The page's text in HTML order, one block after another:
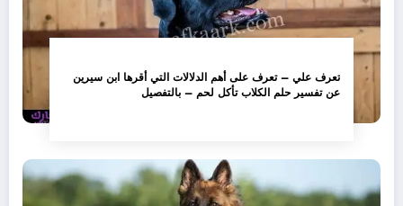
تعرف علي – تعرف على أهم الدلالات التي أقرها ابن سيرين
عن تفسير حلم الكلاب تأكل لحم – بالتفصيل